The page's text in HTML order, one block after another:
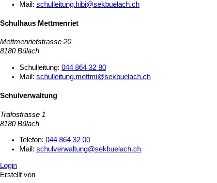
Mail: schulleitung.hibi@sekbuelach.ch
Schulhaus Mettmenriet
Mettmenrietstrasse 20
8180 Bülach
Schulleitung: 044 864 32 80
Mail: schulleitung.mettmi@sekbuelach.ch
Schulverwaltung
Trafostrasse 1
8180 Bülach
Telefon: 044 864 32 00
Mail: schulverwaltung@sekbuelach.ch
Login
Erstellt von